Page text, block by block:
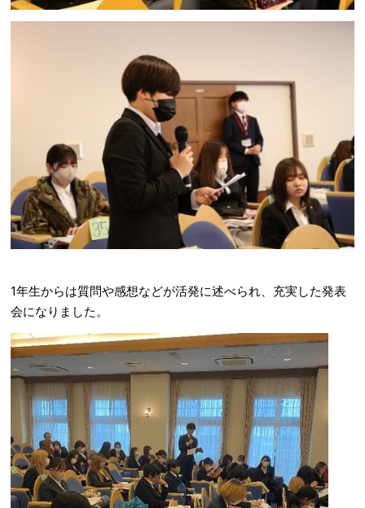
1年生からは質問や感想などが活発に述べられ、充実した発表
会になりました。